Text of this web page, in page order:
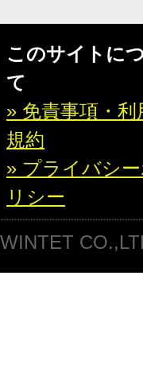
このサイトに
て
» 免責事項・利
規約
» プライバシ
リシー